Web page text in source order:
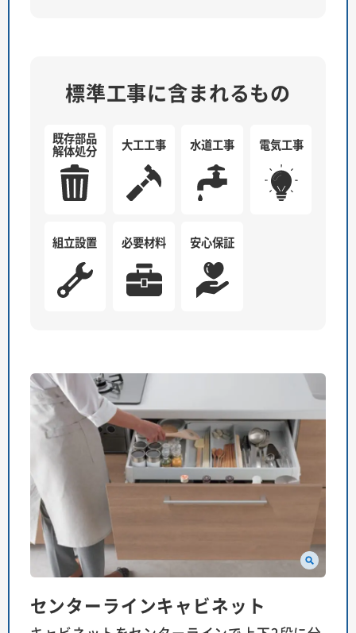
標準工事に含まれるもの
既存部品
解体処分 大工工事 水道工事 電気工事
組立設置 必要材料 安心保証
センターラインキャビネット